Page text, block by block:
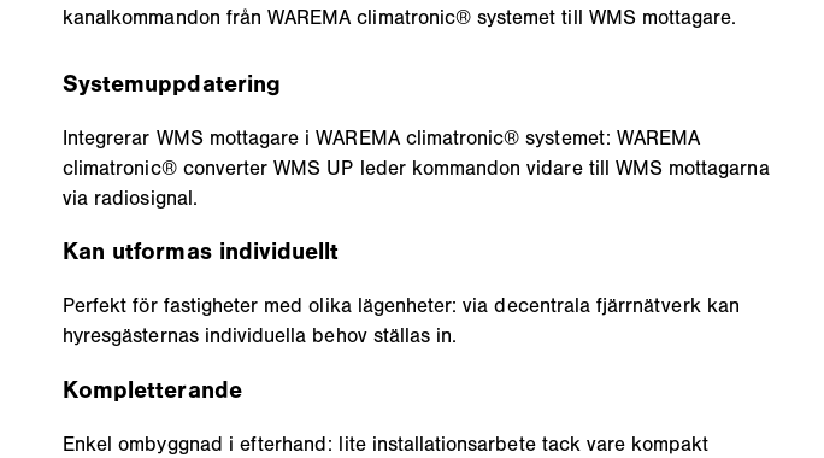
kanalkommandon från WAREMA climatronic® systemet till WMS mottagare.
Systemuppdatering
Integrerar WMS mottagare i WAREMA climatronic® systemet: WAREMA
climatronic® converter WMS UP leder kommandon vidare till WMS mottagarna
via radiosignal.
Kan utformas individuellt
Perfekt för fastigheter med olika lägenheter: via decentrala fjärrnätverk kan
hyresgästernas individuella behov ställas in.
Kompletterande
Enkel ombyggnad i efterhand: lite installationsarbete tack vare kompakt